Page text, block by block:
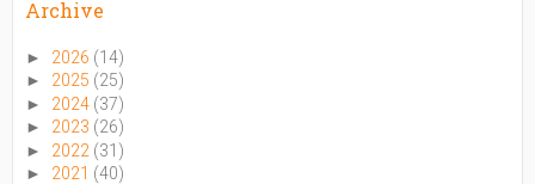
Archive
► 2026 (14)
► 2025 (25)
► 2024 (37)
► 2023 (26)
► 2022 (31)
► 2021 (40)